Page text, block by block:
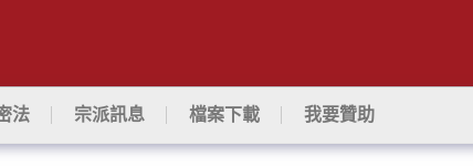
法 宗派訊息 檔案下載 我要贊助